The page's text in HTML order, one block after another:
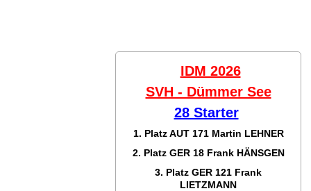
IDM 2026
SVH - Dümmer See
28 Starter
1. Platz AUT 171 Martin LEHNER
2. Platz GER 18 Frank HÄNSGEN
3. Platz GER 121 Frank
LIETZMANN